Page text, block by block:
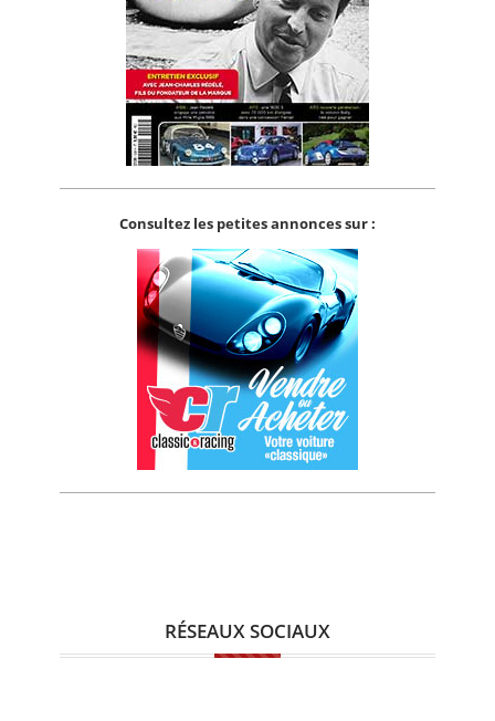
Consultez les petites annonces sur :
RÉSEAUX SOCIAUX